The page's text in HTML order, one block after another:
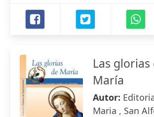
Las glorias
María
Autor:
Maria , San